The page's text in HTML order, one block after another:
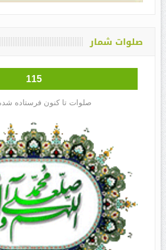
صلوات شمار
115
صلوات تا کنون فرستاده